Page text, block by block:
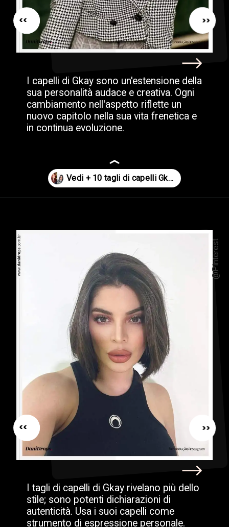
I capelli di Gkay sono un'estensione della
sua personalità audace e creativa. Ogni
cambiamento nell'aspetto riflette un
nuovo capitolo nella sua vita frenetica e
in continua evoluzione.
<<
<<
I tagli di capelli di Gkay rivelano più dello
stile; sono potenti dichiarazioni di
autenticità. Usa i suoi capelli come
strumento di espressione personale.
@Pinterest
<<
<<